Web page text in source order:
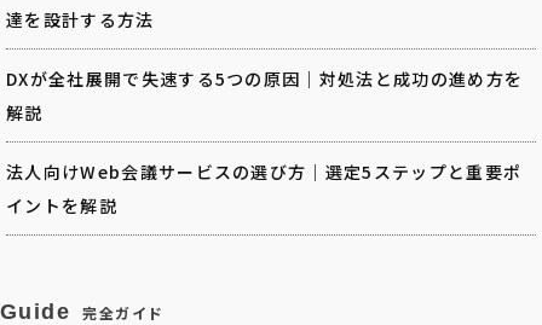
達を設計する方法
DXが全社展開で失速する5つの原因｜対処法と成功の進め方を
解説
法人向けWeb会議サービスの選び方｜選定5ステップと重要ポ
イントを解説
Guide 完全ガイド